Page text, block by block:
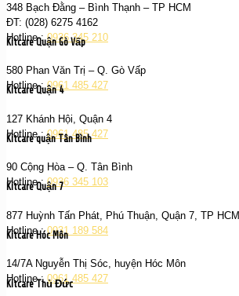
348 Bạch Đằng – Bình Thạnh – TP HCM
ĐT: (028) 6275 4162
Hotline :0936 345 210
Kitcare Quận Gò Vấp
580 Phan Văn Trị – Q. Gò Vấp
Hotline :0961 485 427
Kitcare Quận 4
127 Khánh Hội, Quận 4
Hotline :0961 485 427
Kitcare quận Tân Bình
90 Cộng Hòa – Q. Tân Bình
Hotline :0936 345 103
Kitcare Quận 7
877 Huỳnh Tấn Phát, Phú Thuận, Quận 7, TP HCM
Hotline :0931 189 584
Kitcare Hóc Môn
14/7A Nguyễn Thị Sóc, huyện Hóc Môn
Hotline :0961 485 427
Kitcare Thủ Đức